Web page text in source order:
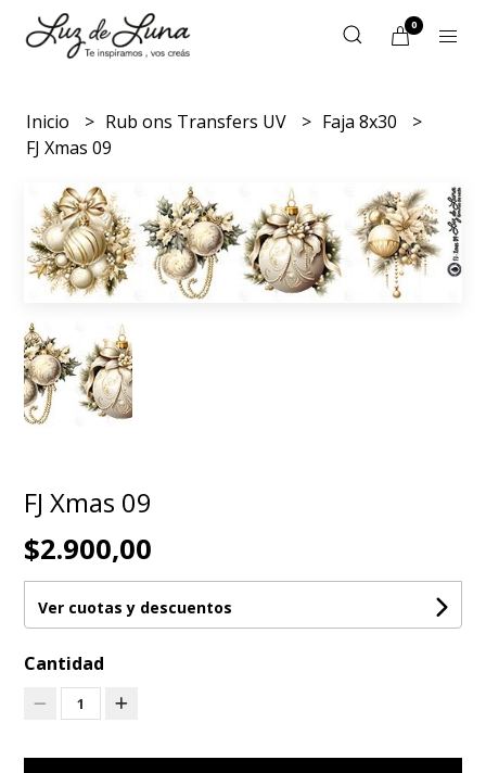
0
Inicio Rub ons Transfers UV
Faja 8x30
FJ Xmas 09
FJ Xmas 09
$2.900,00
Ver cuotas y descuentos
Cantidad
1